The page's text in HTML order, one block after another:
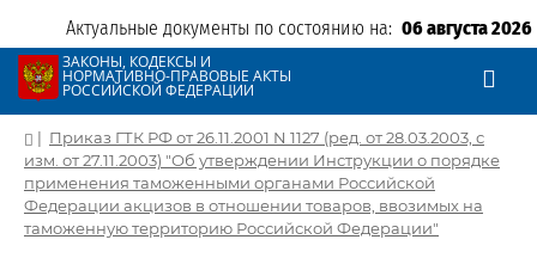
Актуальные документы по состоянию на: 06 августа 2026
ЗАКОНЫ, КОДЕКСЫ И
НОРМАТИВНО-ПРАВОВЫЕ АКТЫ
РОССИЙСКОЙ ФЕДЕРАЦИИ
| Приказ ГТК РФ от 26.11.2001 N 1127 (ред. от 28.03.2003, с
изм. от 27.11.2003) "Об утверждении Инструкции о порядке
применения таможенными органами Российской
Федерации акцизов в отношении товаров, ввозимых на
таможенную территорию Российской Федерации"